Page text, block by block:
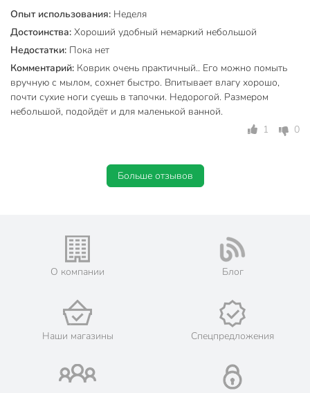
Габариты упаковки
Опыт использования: Неделя
Достоинства: Хороший удобный немаркий небольшой
Недостатки: Пока нет
Комментарий: Коврик очень практичный.. Его можно помыть
вручную с мылом, сохнет быстро. Впитывает влагу хорошо,
почти сухие ноги суешь в тапочки. Недорогой. Размером
небольшой, подойдёт и для маленькой ванной.
1
0
Больше отзывов
О компании Блог
Наши магазины Спецпредложения